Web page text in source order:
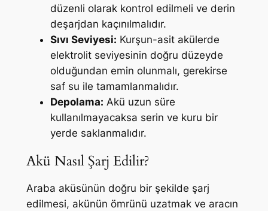
düzenli olarak kontrol edilmeli ve derin
deşarjdan kaçınılmalıdır.
Sıvı Seviyesi: Kurşun-asit akülerde
elektrolit seviyesinin doğru düzeyde
olduğundan emin olunmalı, gerekirse
saf su ile tamamlanmalıdır.
Depolama: Akü uzun süre
kullanılmayacaksa serin ve kuru bir
yerde saklanmalıdır.
Akü Nasıl Şarj Edilir?
Araba aküsünün doğru bir şekilde şarj
edilmesi, akünün ömrünü uzatmak ve aracın